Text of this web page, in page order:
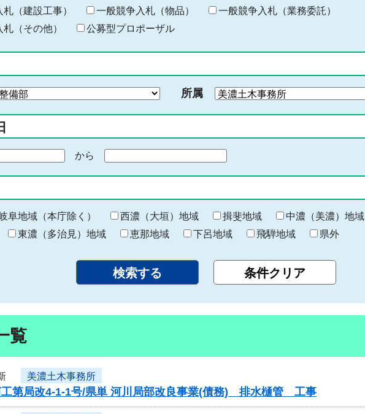
キ
ー
ー
入
力
（建設工事） 一般競争入札（物品）
一般競争入札（業務委託）
（その他）
公募型プロポーザル
所属
から
終
わ
り
阜地域（本庁除く） 西濃（大垣）地域 揖斐地域 中濃（美濃）地域
東濃（多治見）地域 恵那地域 下呂地域 飛騨地域 県外
覧
美濃土木事務所
工第局改4-1-1号/県単 河川局部改良事業(債務) 排水樋管 工事